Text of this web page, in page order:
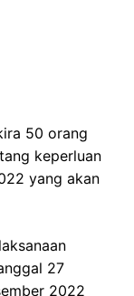
50 orang
keperluan
yang akan
27
2022